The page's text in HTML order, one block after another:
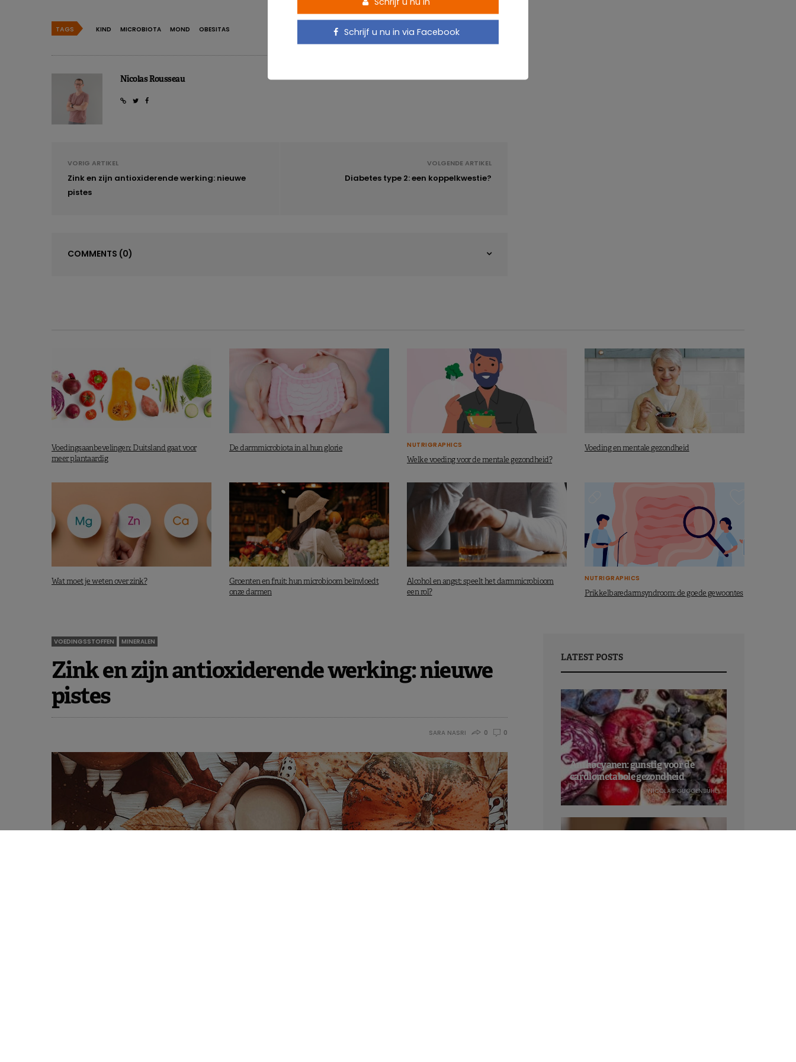
TAGS KIND MICROBIOTA MOND OBESITAS
Nicolas Rousseau
VORIG ARTIKEL
Zink en zijn antioxiderende werking: nieuwe
pistes
VOLGENDE ARTIKEL
Diabetes type 2: een koppelkwestie?
COMMENTS (0)
Voedingsaanbevelingen: Duitsland gaat voor
meer plantaardig
De darmmicrobiota in al hun glorie NUTRIGRAPHICS
Welke voeding voor de mentale gezondheid?
Voeding en mentale gezondheid
Wat moet je weten over zink?
Groenten en fruit: hun microbioom beïnvloedt
onze darmen
Alcohol en angst: speelt het darmmicrobioom
een rol?
NUTRIGRAPHICS
Prikkelbaredarmsyndroom: de goede gewoontes
VOEDINGSSTOFFEN MINERALEN
Zink en zijn antioxiderende werking: nieuwe
pistes
SARA NASRI 0 0
LATEST POSTS
Anthocyanen: gunstig voor de
cardiometabole gezondheid
NICOLAS GUGGENBÜHL
Schrijf u nu in via Facebook